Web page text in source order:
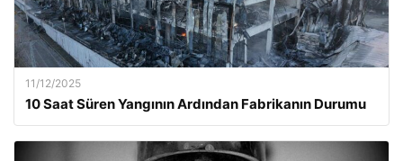
11/12/2025
10 Saat Süren Yangının Ardından Fabrikanın Durumu